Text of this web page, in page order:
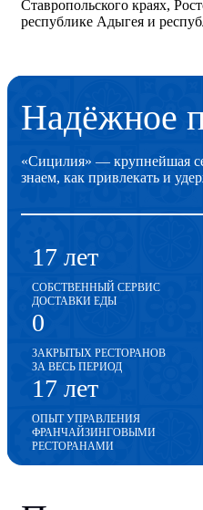
Ставропольского краях,
республике Адыгея и
Надёжное
«Сицилия» — крупнейшая
знаем, как привлекать и
17 лет
СОБСТВЕННЫЙ СЕРВИС
ДОСТАВКИ ЕДЫ
0
ЗАКРЫТЫХ РЕСТОРАНОВ
ЗА ВЕСЬ ПЕРИОД
17 лет
ОПЫТ УПРАВЛЕНИЯ
ФРАНЧАЙЗИНГОВЫМИ
РЕСТОРАНАМИ